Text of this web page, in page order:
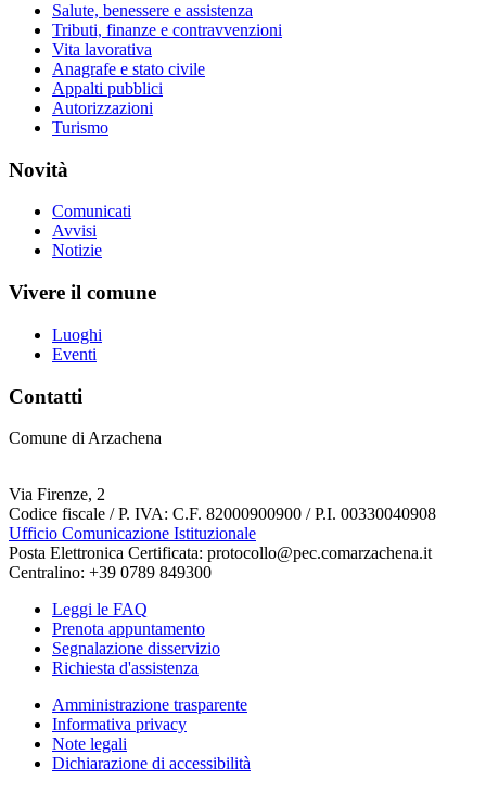
Salute, benessere e assistenza
Tributi, finanze e contravvenzioni
Vita lavorativa
Anagrafe e stato civile
Appalti pubblici
Autorizzazioni
Turismo
Novità
Comunicati
Avvisi
Notizie
Vivere il comune
Luoghi
Eventi
Contatti
Comune di Arzachena
Via Firenze, 2
Codice fiscale / P. IVA: C.F. 82000900900 / P.I. 00330040908
Ufficio Comunicazione Istituzionale
Posta Elettronica Certificata: protocollo@pec.comarzachena.it
Centralino: +39 0789 849300
Leggi le FAQ
Prenota appuntamento
Segnalazione disservizio
Richiesta d'assistenza
Amministrazione trasparente
Informativa privacy
Note legali
Dichiarazione di accessibilità